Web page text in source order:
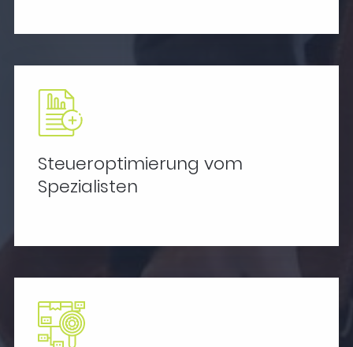
Steueroptimierung vom
Spezialisten